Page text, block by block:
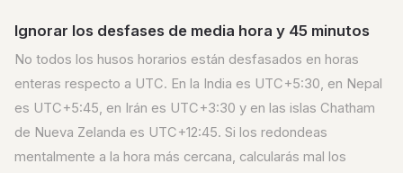
Ignorar los desfases de media hora y 45 minutos
No todos los husos horarios están desfasados en horas
enteras respecto a UTC. En la India es UTC+5:30, en Nepal
es UTC+5:45, en Irán es UTC+3:30 y en las islas Chatham
de Nueva Zelanda es UTC+12:45. Si los redondeas
mentalmente a la hora más cercana, calcularás mal los